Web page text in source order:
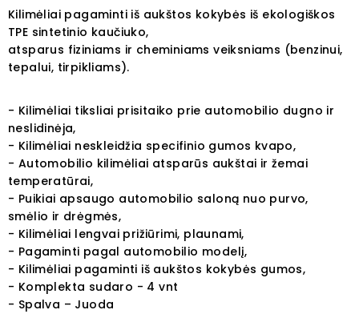
Kilimėliai pagaminti iš aukštos kokybės iš ekologiškos
TPE sintetinio kaučiuko,
atsparus fiziniams ir cheminiams veiksniams (benzinui,
tepalui, tirpikliams).
- Kilimėliai tiksliai prisitaiko prie automobilio dugno ir
neslidinėja,
- Kilimėliai neskleidžia specifinio gumos kvapo,
- Automobilio kilimėliai atsparūs aukštai ir žemai
temperatūrai,
- Puikiai apsaugo automobilio saloną nuo purvo,
smėlio ir drėgmės,
- Kilimėliai lengvai prižiūrimi, plaunami,
- Pagaminti pagal automobilio modelį,
- Kilimėliai pagaminti iš aukštos kokybės gumos,
- Komplekta sudaro - 4 vnt
- Spalva – Juoda